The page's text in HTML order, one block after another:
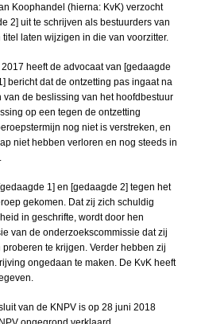
Koophandel (hierna: KvK) verzocht
2] uit te schrijven als bestuurders van
laten wijzigen in die van voorzitter.
heeft de advocaat van [gedaagde
bericht dat de ontzetting pas ingaat na
de beslissing van het hoofdbestuur
op een tegen de ontzetting
nog niet is verstreken, en
niet hebben verloren en nog steeds in
1] en [gedaagde 2] tegen het
gekomen. Dat zij zich schuldig
in geschrifte, wordt door hen
van de onderzoekscommissie dat zij
te krijgen. Verder hebben zij
ongedaan te maken. De KvK heeft
van de KNPV is op 28 juni 2018